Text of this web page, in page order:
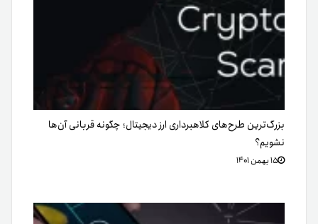
بزرگ‌ترین طرح‌های کلاهبرداری ارز دیجیتال؛ چگونه قربانی آن‌ها
نشویم؟
۱۵ بهمن ۱۴۰۱